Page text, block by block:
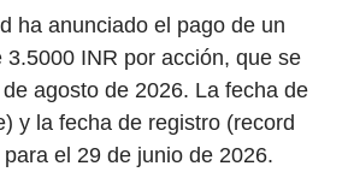
ha anunciado el pago de un
3.5000 INR por acción, que se
agosto de 2026. La fecha de
y la fecha de registro (record
el 29 de junio de 2026.